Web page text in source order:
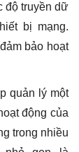
độ truyền dữ
bị mạng.
bảo hoạt
quản lý một
động của
trong nhiều